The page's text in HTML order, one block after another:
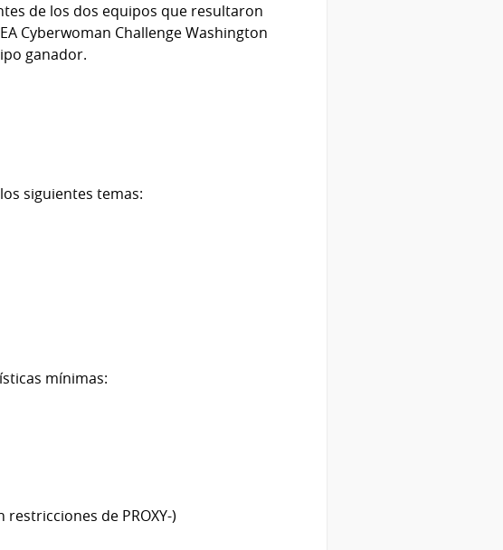
de los dos equipos que resultaron
Cyberwoman Challenge Washington
ganador.
siguientes temas:
mínimas:
de PROXY-)